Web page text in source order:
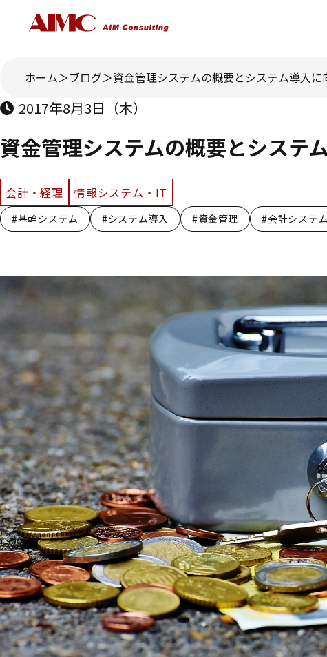
ホーム ブログ 資金管理システムの概要とシステム導入に
2017年8月3日（木）
資金管理システムの概要とシステ
会計・経理 情報システム・IT
#基幹システム #システム導入 #資金管理 #会計システム